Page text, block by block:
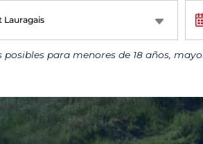
Lauragais
posibles para menores de 18 años,